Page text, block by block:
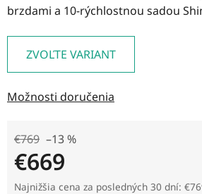
brzdami a 10-rýchlostnou sadou
ZVOĽTE VARIANT
Možnosti doručenia
€769 –13 %
€669
Jednotková cena:
Najnižšia cena za posledných 30 dní: